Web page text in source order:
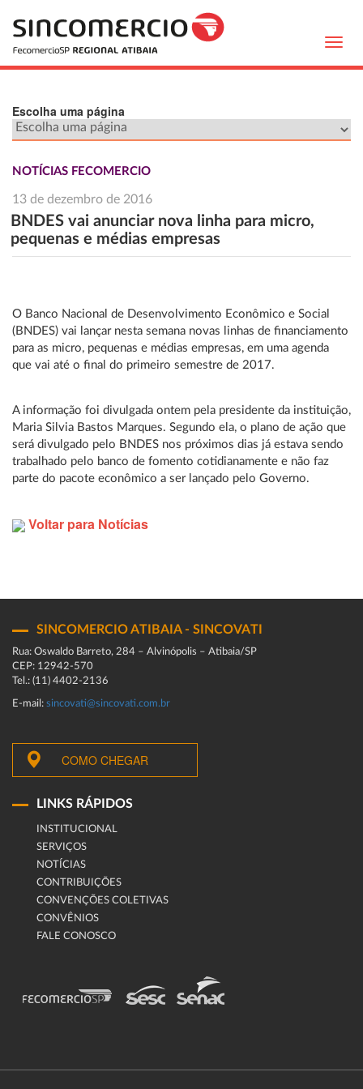
Escolha uma página
NOTÍCIAS FECOMERCIO
13 de dezembro de 2016
BNDES vai anunciar nova linha para micro,
pequenas e médias empresas
O Banco Nacional de Desenvolvimento Econômico e Social
(BNDES) vai lançar nesta semana novas linhas de financiamento
para as micro, pequenas e médias empresas, em uma agenda
que vai até o final do primeiro semestre de 2017.
A informação foi divulgada ontem pela presidente da instituição,
Maria Silvia Bastos Marques. Segundo ela, o plano de ação que
será divulgado pelo BNDES nos próximos dias já estava sendo
trabalhado pelo banco de fomento cotidianamente e não faz
parte do pacote econômico a ser lançado pelo Governo.
Voltar para Notícias
SINCOMERCIO ATIBAIA - SINCOVATI
Rua: Oswaldo Barreto, 284 – Alvinópolis – Atibaia/SP
CEP: 12942-570
Tel.: (11) 4402-2136
E-mail: sincovati@sincovati.com.br
COMO CHEGAR
LINKS RÁPIDOS
INSTITUCIONAL
SERVIÇOS
NOTÍCIAS
CONTRIBUIÇÕES
CONVENÇÕES COLETIVAS
CONVÊNIOS
FALE CONOSCO